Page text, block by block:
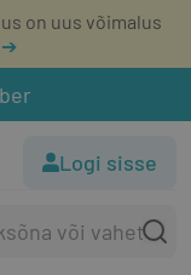
on uus võimalus
➔
Logi sisse